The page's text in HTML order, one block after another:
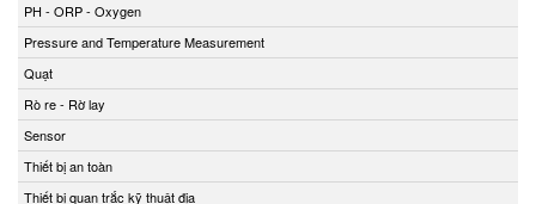
PH - ORP - Oxygen
Pressure and Temperature Measurement
Quạt
Rò re - Rờ lay
Sensor
Thiết bị an toàn
Thiết bị quan trắc kỹ thuật địa